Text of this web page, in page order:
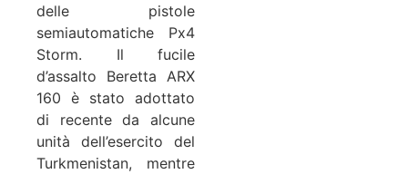
delle pistole
semiautomatiche Px4
Storm. Il fucile
d’assalto Beretta ARX
160 è stato adottato
di recente da alcune
unità dell’esercito del
Turkmenistan, mentre